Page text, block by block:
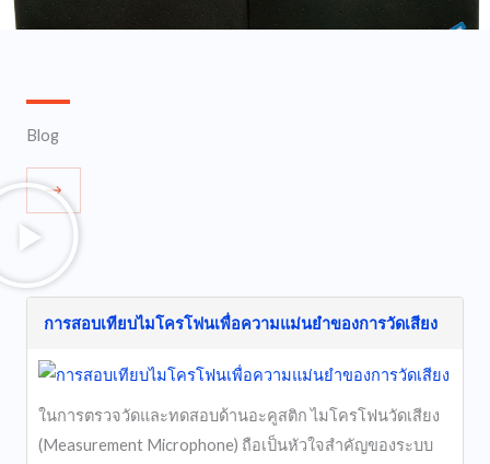
Blog
การสอบเทียบไมโครโฟนเพื่อความแม่นยำของการวัดเสียง
ในการตรวจวัดและทดสอบด้านอะคูสติก ไมโครโฟนวัดเสียง
(Measurement Microphone) ถือเป็นหัวใจสำคัญของระบบ